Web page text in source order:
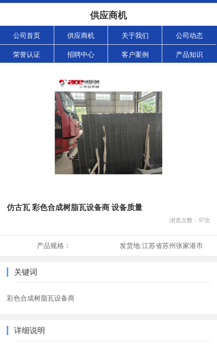
供应商机
公司首页 供应商机 关于我们 公司动态
荣誉认证 招聘中心 客户案例 产品知识
仿古瓦 彩色合成树脂瓦设备商 设备质量
浏览次数： 97次
产品规格： 发货地:江苏省苏州张家港市
关键词
彩色合成树脂瓦设备商
详细说明